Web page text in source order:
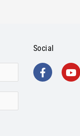
Social
F
a
c
Y
o
u